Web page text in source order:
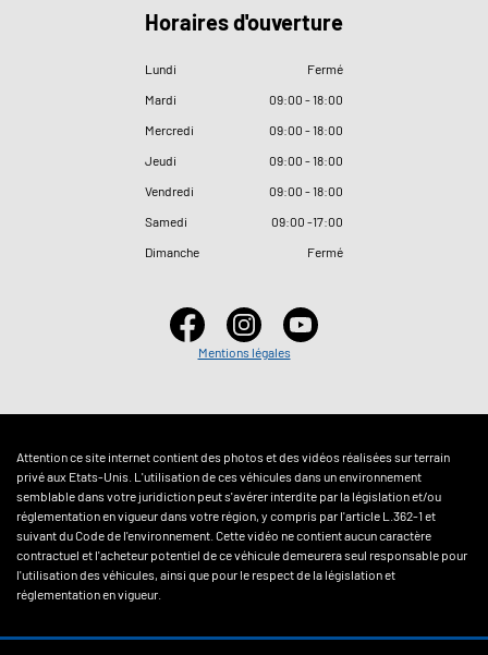
Horaires d'ouverture
Lundi
Fermé
Mardi
09:00 - 18:00
Mercredi
09:00 - 18:00
Jeudi
09:00 - 18:00
Vendredi
09:00 - 18:00
Samedi
09:00 -17:00
Dimanche
Fermé
Mentions légales
Attention ce site internet contient des photos et des vidéos réalisées sur terrain
privé aux Etats-Unis. L'utilisation de ces véhicules dans un environnement
semblable dans votre juridiction peut s'avérer interdite par la législation et/ou
réglementation en vigueur dans votre région, y compris par l'article L.362-1 et
suivant du Code de l'environnement. Cette vidéo ne contient aucun caractère
contractuel et l'acheteur potentiel de ce véhicule demeurera seul responsable pour
l'utilisation des véhicules, ainsi que pour le respect de la législation et
réglementation en vigueur.